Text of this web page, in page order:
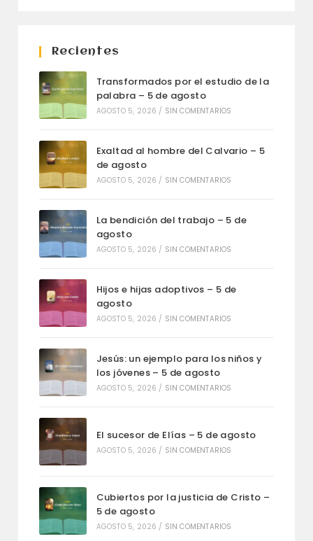
Recientes
Transformados por el estudio de la
palabra – 5 de agosto
AGOSTO 5, 2026 / SIN COMENTARIOS
Exaltad al hombre del Calvario – 5
de agosto
AGOSTO 5, 2026 / SIN COMENTARIOS
La bendición del trabajo – 5 de
agosto
AGOSTO 5, 2026 / SIN COMENTARIOS
Hijos e hijas adoptivos – 5 de
agosto
AGOSTO 5, 2026 / SIN COMENTARIOS
Jesús: un ejemplo para los niños y
los jóvenes – 5 de agosto
AGOSTO 5, 2026 / SIN COMENTARIOS
El sucesor de Elías – 5 de agosto
AGOSTO 5, 2026 / SIN COMENTARIOS
Cubiertos por la justicia de Cristo –
5 de agosto
AGOSTO 5, 2026 / SIN COMENTARIOS